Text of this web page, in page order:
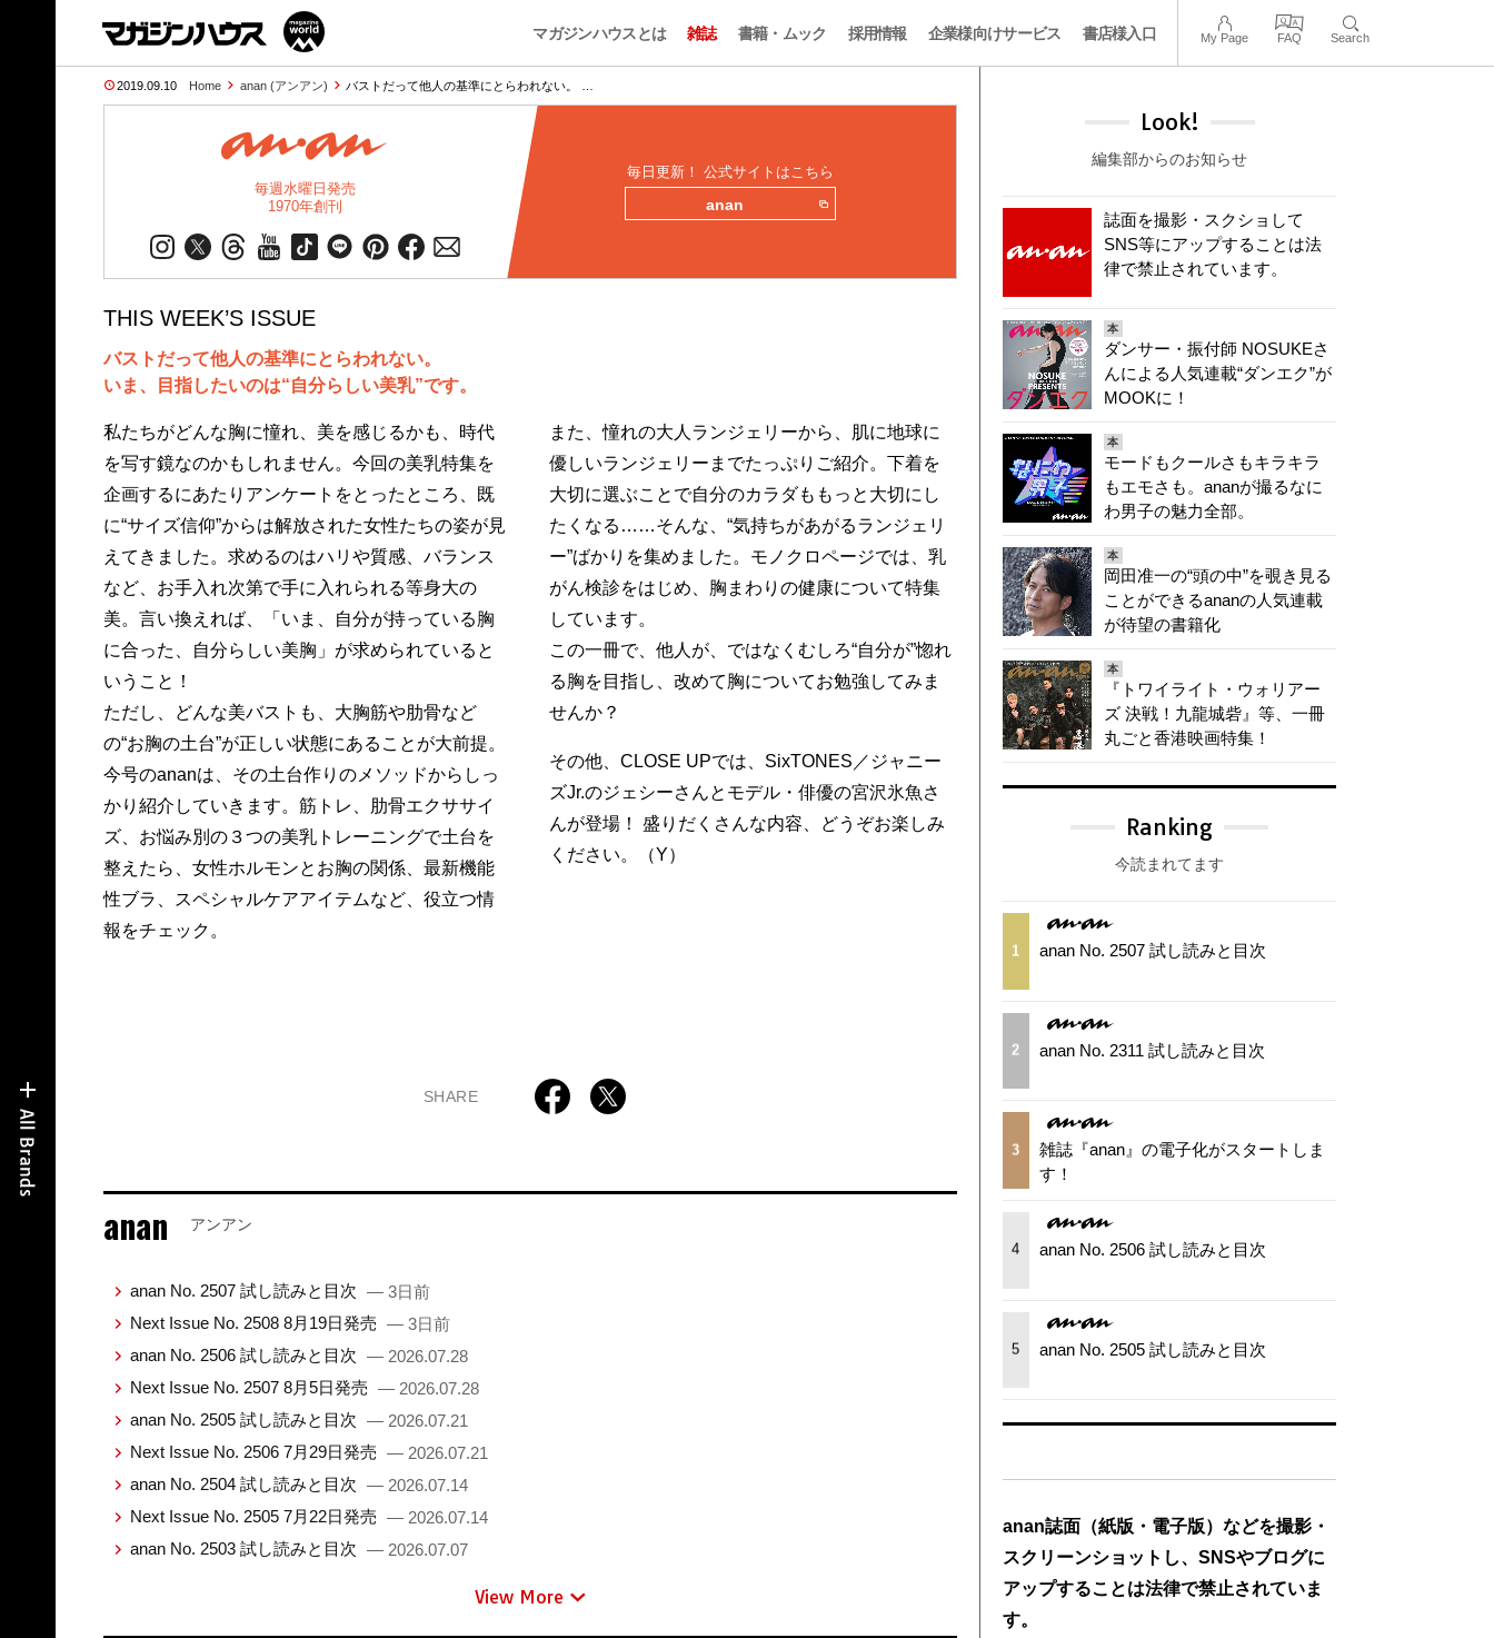
マガジンハウスとは 雑誌 書籍・ムック 採用情報 企業様向けサービス 書店様入口 My Page FAQ Search
2019.09.10 Home anan (アンアン) バストだって他人の基準にとらわれない。 …
毎週水曜日発売
1970年創刊
毎日更新！ 公式サイトはこちら
anan
THIS WEEK’S ISSUE
バストだって他人の基準にとらわれない。
いま、目指したいのは“自分らしい美乳”です。
私たちがどんな胸に憧れ、美を感じるかも、時代
を写す鏡なのかもしれません。今回の美乳特集を
企画するにあたりアンケートをとったところ、既
に“サイズ信仰”からは解放された女性たちの姿が見
えてきました。求めるのはハリや質感、バランス
など、お手入れ次第で手に入れられる等身大の
美。言い換えれば、「いま、自分が持っている胸
に合った、自分らしい美胸」が求められていると
いうこと！
ただし、どんな美バストも、大胸筋や肋骨など
の“お胸の土台”が正しい状態にあることが大前提。
今号のananは、その土台作りのメソッドからしっ
かり紹介していきます。筋トレ、肋骨エクササイ
ズ、お悩み別の３つの美乳トレーニングで土台を
整えたら、女性ホルモンとお胸の関係、最新機能
性ブラ、スペシャルケアアイテムなど、役立つ情
報をチェック。
また、憧れの大人ランジェリーから、肌に地球に
優しいランジェリーまでたっぷりご紹介。下着を
大切に選ぶことで自分のカラダももっと大切にし
たくなる……そんな、“気持ちがあがるランジェリ
ー”ばかりを集めました。モノクロページでは、乳
がん検診をはじめ、胸まわりの健康について特集
しています。
この一冊で、他人が、ではなくむしろ“自分が”惚れ
る胸を目指し、改めて胸についてお勉強してみま
せんか？
その他、CLOSE UPでは、SixTONES／ジャニー
ズJr.のジェシーさんとモデル・俳優の宮沢氷魚さ
んが登場！ 盛りだくさんな内容、どうぞお楽しみ
ください。（Y）
SHARE
anan アンアン
anan No. 2507 試し読みと目次 — 3日前
Next Issue No. 2508 8月19日発売 — 3日前
anan No. 2506 試し読みと目次 — 2026.07.28
Next Issue No. 2507 8月5日発売 — 2026.07.28
anan No. 2505 試し読みと目次 — 2026.07.21
Next Issue No. 2506 7月29日発売 — 2026.07.21
anan No. 2504 試し読みと目次 — 2026.07.14
Next Issue No. 2505 7月22日発売 — 2026.07.14
anan No. 2503 試し読みと目次 — 2026.07.07
View More
Look!
編集部からのお知らせ
誌面を撮影・スクショして
SNS等にアップすることは法
律で禁止されています。
本
ダンサー・振付師 NOSUKEさ
んによる人気連載“ダンエク”が
MOOKに！
本
モードもクールさもキラキラ
もエモさも。ananが撮るなに
わ男子の魅力全部。
本
岡田准一の“頭の中”を覗き見る
ことができるananの人気連載
が待望の書籍化
本
『トワイライト・ウォリアー
ズ 決戦！九龍城砦』等、一冊
丸ごと香港映画特集！
Ranking
今読まれてます
1 anan No. 2507 試し読みと目次
2 anan No. 2311 試し読みと目次
3
雑誌『anan』の電子化がスタートしま
す！
4 anan No. 2506 試し読みと目次
5 anan No. 2505 試し読みと目次
anan誌面（紙版・電子版）などを撮影・
スクリーンショットし、SNSやブログに
アップすることは法律で禁止されていま
す。